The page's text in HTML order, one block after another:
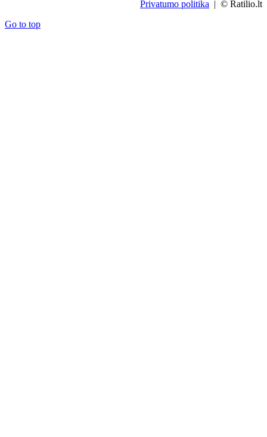
Privatumo politika | © Ratilio.lt
Go to top